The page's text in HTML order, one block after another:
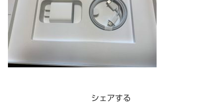
シェアする